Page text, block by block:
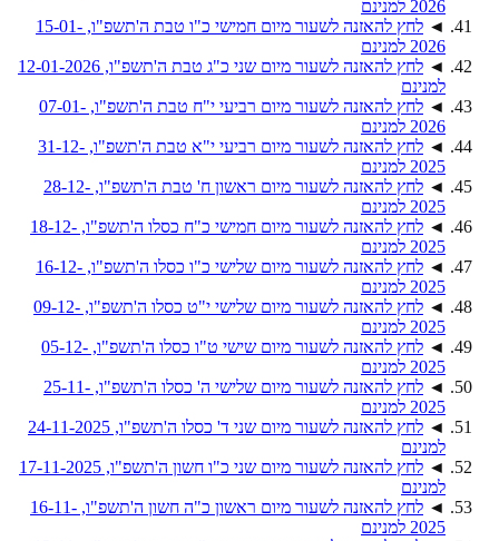
2026 למנינם
◄
לחץ להאזנה לשעור מיום חמישי כ"ו טבת ה'תשפ"ו, 15-01-
2026 למנינם
◄
לחץ להאזנה לשעור מיום שני כ"ג טבת ה'תשפ"ו, 12-01-2026
למנינם
◄
לחץ להאזנה לשעור מיום רביעי י"ח טבת ה'תשפ"ו, 07-01-
2026 למנינם
◄
לחץ להאזנה לשעור מיום רביעי י"א טבת ה'תשפ"ו, 31-12-
2025 למנינם
◄
לחץ להאזנה לשעור מיום ראשון ח' טבת ה'תשפ"ו, 28-12-
2025 למנינם
◄
לחץ להאזנה לשעור מיום חמישי כ"ח כסלו ה'תשפ"ו, 18-12-
2025 למנינם
◄
לחץ להאזנה לשעור מיום שלישי כ"ו כסלו ה'תשפ"ו, 16-12-
2025 למנינם
◄
לחץ להאזנה לשעור מיום שלישי י"ט כסלו ה'תשפ"ו, 09-12-
2025 למנינם
◄
לחץ להאזנה לשעור מיום שישי ט"ו כסלו ה'תשפ"ו, 05-12-
2025 למנינם
◄
לחץ להאזנה לשעור מיום שלישי ה' כסלו ה'תשפ"ו, 25-11-
2025 למנינם
◄
לחץ להאזנה לשעור מיום שני ד' כסלו ה'תשפ"ו, 24-11-2025
למנינם
◄
לחץ להאזנה לשעור מיום שני כ"ו חשון ה'תשפ"ו, 17-11-2025
למנינם
◄
לחץ להאזנה לשעור מיום ראשון כ"ה חשון ה'תשפ"ו, 16-11-
2025 למנינם